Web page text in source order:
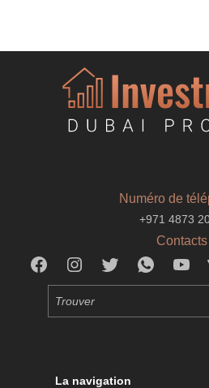
Numéro de
+971 4873
Contacts
La navigation